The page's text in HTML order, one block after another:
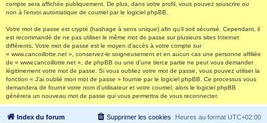
compte sera affichée publiquement. De plus, dans votre profil, vous pouvez souscrire ou
non à l’envoi automatique de courriel par le logiciel phpBB.
Votre mot de passe est crypté (hashage à sens unique) afin qu’il soit sécurisé. Cependant, il
est recommandé de ne pas utiliser le même mot de passe sur plusieurs sites Internet
différents. Votre mot de passe est le moyen d’accès à votre compte sur
« www.cancoillotte.net », conservez-le soigneusement et en aucun cas une personne affiliée
de « www.cancoillotte.net », de phpBB ou une d’une tierce partie ne peut vous demander
légitimement votre mot de passe. Si vous oubliez votre mot de passe, vous pouvez utiliser la
fonction « J’ai oublié mon mot de passe » fournie par le logiciel phpBB. Ce processus vous
demandera de fournir votre nom d’utilisateur et votre courriel, alors le logiciel phpBB
générera un nouveau mot de passe qui vous permettra de vous reconnecter.
Index du forum Heures au format UTC+02:00
Supprimer les cookies